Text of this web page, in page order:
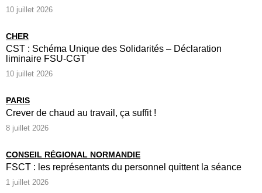
10 juillet 2026
CHER
CST : Schéma Unique des Solidarités – Déclaration
liminaire FSU-CGT
10 juillet 2026
PARIS
Crever de chaud au travail, ça suffit !
8 juillet 2026
CONSEIL RÉGIONAL NORMANDIE
FSCT : les représentants du personnel quittent la séance
1 juillet 2026